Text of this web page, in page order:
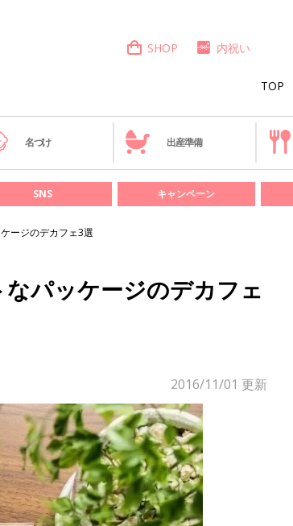
TOP
SHOP 内祝い
名づけ 出産準備
SNS キャンペーン
ージのデカフェ3選
パッケージのデカフェ
2016/11/01 更新